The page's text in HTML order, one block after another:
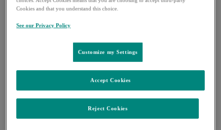
– ロタウイルス感染症
– 肺炎球菌感染症
– B型肝炎
感染症
– サイトメガロウイルス感染症
– 真菌感染症
Cookies and that you understand this choice.
See our Privacy Policy
Customize my Settings
Reject Cookies
Accept Cookies